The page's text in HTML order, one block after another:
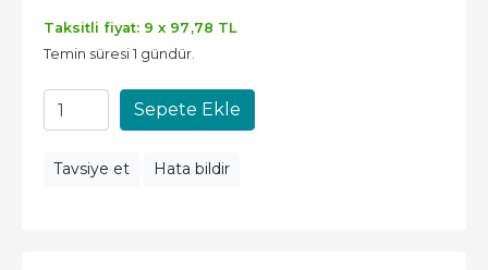
Taksitli fiyat: 9 x 97 ,78 TL
Temin süresi 1 gündür.
Sepete Ekle
Tavsiye et Hata bildir